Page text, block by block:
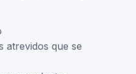
atrevidos que se